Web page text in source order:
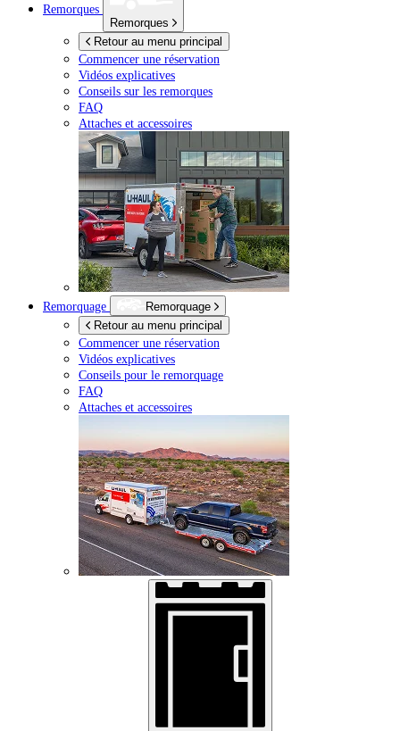
Remorques
Remorques
Retour au menu principal
Commencer une réservation
Vidéos explicatives
Conseils sur les remorques
FAQ
Attaches et accessoires
Remorquage
Remorquage
Retour au menu principal
Commencer une réservation
Vidéos explicatives
Conseils pour le remorquage
FAQ
Attaches et accessoires